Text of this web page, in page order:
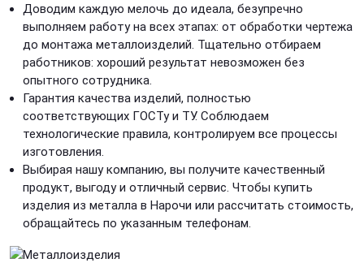
Доводим каждую мелочь до идеала, безупречно
выполняем работу на всех этапах: от обработки чертежа
до монтажа металлоизделий. Тщательно отбираем
работников: хороший результат невозможен без
опытного сотрудника.
Гарантия качества изделий, полностью
соответствующих ГОСТу и ТУ. Соблюдаем
технологические правила, контролируем все процессы
изготовления.
Выбирая нашу компанию, вы получите качественный
продукт, выгоду и отличный сервис. Чтобы купить
изделия из металла в Нарочи или рассчитать стоимость,
обращайтесь по указанным телефонам.